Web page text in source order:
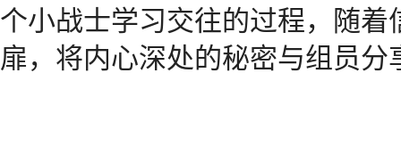
个小战士学习交往的过程，随
扉，将内心深处的秘密与组员